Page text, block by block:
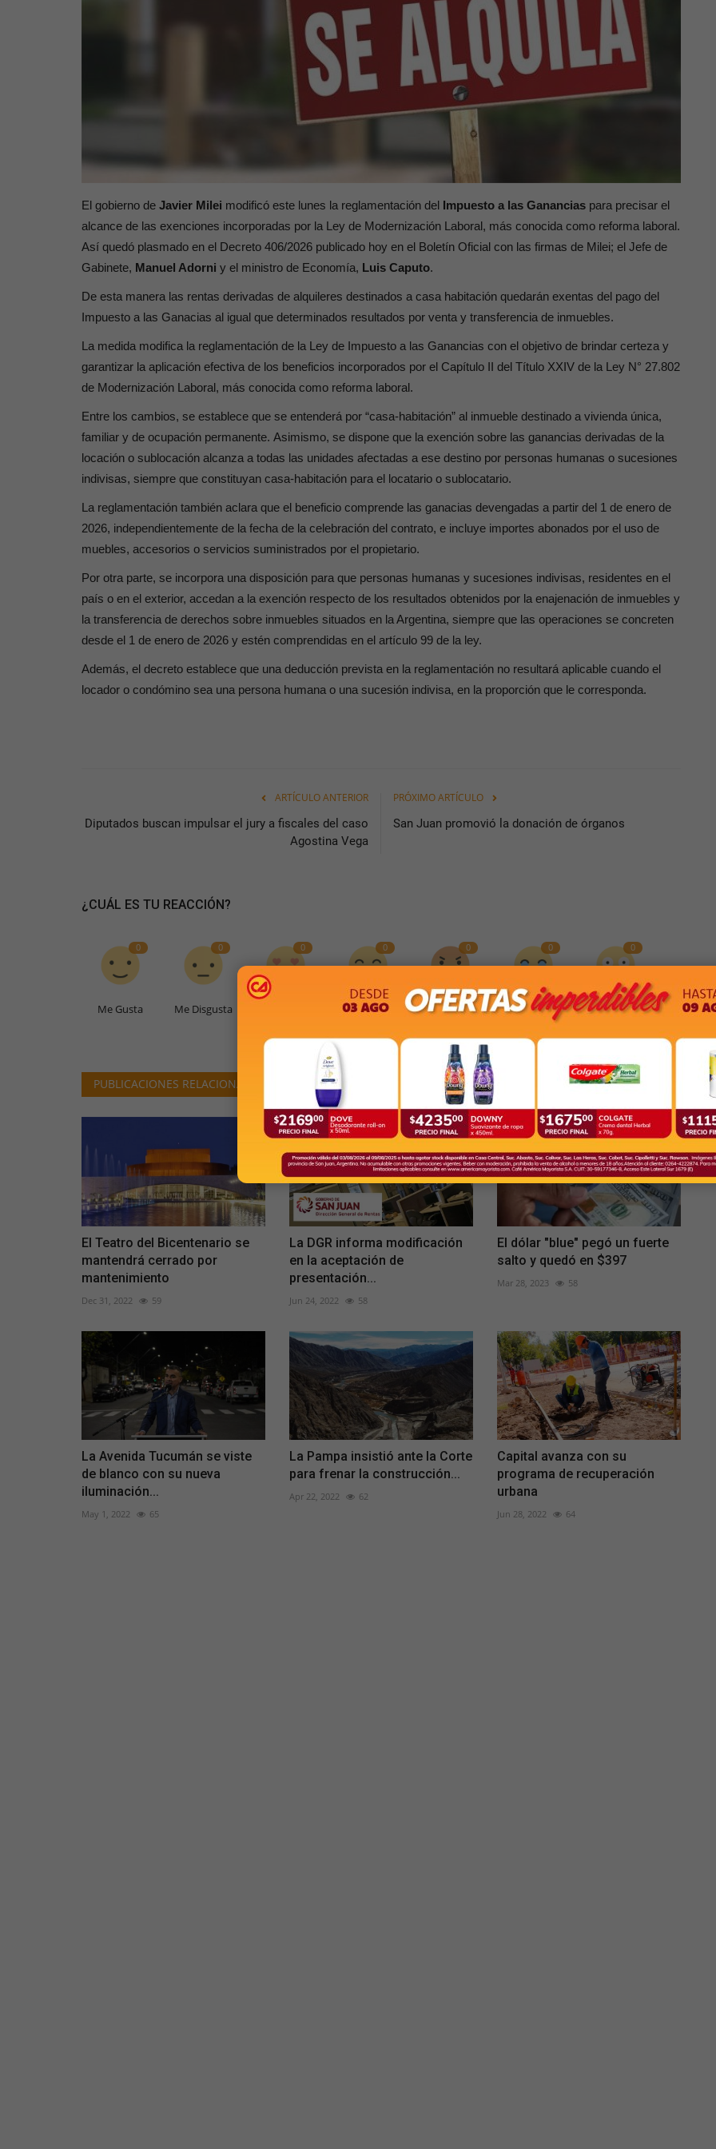
El gobierno de Javier Milei modificó este lunes la reglamentación del Impuesto a las Ganancias para precisar el
alcance de las exenciones incorporadas por la Ley de Modernización Laboral, más conocida como reforma laboral.
Así quedó plasmado en el Decreto 406/2026 publicado hoy en el Boletín Oficial con las firmas de Milei; el Jefe de
Gabinete, Manuel Adorni y el ministro de Economía, Luis Caputo.
De esta manera las rentas derivadas de alquileres destinados a casa habitación quedarán exentas del pago del
Impuesto a las Ganacias al igual que determinados resultados por venta y transferencia de inmuebles.
La medida modifica la reglamentación de la Ley de Impuesto a las Ganancias con el objetivo de brindar certeza y
garantizar la aplicación efectiva de los beneficios incorporados por el Capítulo II del Título XXIV de la Ley N° 27.802
de Modernización Laboral, más conocida como reforma laboral.
Entre los cambios, se establece que se entenderá por “casa-habitación” al inmueble destinado a vivienda única,
familiar y de ocupación permanente. Asimismo, se dispone que la exención sobre las ganancias derivadas de la
locación o sublocación alcanza a todas las unidades afectadas a ese destino por personas humanas o sucesiones
indivisas, siempre que constituyan casa-habitación para el locatario o sublocatario.
La reglamentación también aclara que el beneficio comprende las ganacias devengadas a partir del 1 de enero de
2026, independientemente de la fecha de la celebración del contrato, e incluye importes abonados por el uso de
muebles, accesorios o servicios suministrados por el propietario.
Por otra parte, se incorpora una disposición para que personas humanas y sucesiones indivisas, residentes en el
país o en el exterior, accedan a la exención respecto de los resultados obtenidos por la enajenación de inmuebles y
la transferencia de derechos sobre inmuebles situados en la Argentina, siempre que las operaciones se concreten
desde el 1 de enero de 2026 y estén comprendidas en el artículo 99 de la ley.
Además, el decreto establece que una deducción prevista en la reglamentación no resultará aplicable cuando el
locador o condómino sea una persona humana o una sucesión indivisa, en la proporción que le corresponda.
ARTÍCULO ANTERIOR
Diputados buscan impulsar el jury a fiscales del caso
Agostina Vega
PRÓXIMO ARTÍCULO
San Juan promovió la donación de órganos
¿CUÁL ES TU REACCIÓN?
0
Me Gusta
0
Me Disgusta
0 0
Gracioso
0
Me Enoja
0
Me Entristece
0
Me Sorprende
PUBLICACIONES RELACIONADOS
El Teatro del Bicentenario se
mantendrá cerrado por
mantenimiento
Dec 31, 2022 59
La DGR informa modificación
en la aceptación de
presentación...
Jun 24, 2022 58
El dólar "blue" pegó un fuerte
salto y quedó en $397
Mar 28, 2023 58
La Avenida Tucumán se viste
de blanco con su nueva
iluminación...
May 1, 2022 65
La Pampa insistió ante la Corte
para frenar la construcción...
Apr 22, 2022 62
Capital avanza con su
programa de recuperación
urbana
Jun 28, 2022 64